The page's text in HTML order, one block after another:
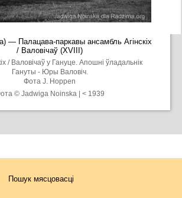
— Палацава-паркавы ансамбль Агінскіх
/ Валовічаў (XVIII)
/ Валовічаў у Гануце. Апошні ўладальнік
Гануты - Юры Валовіч.
Фота J. Hoppen
© Jadwiga Noinska | < 1939
Пошук мясцовасці